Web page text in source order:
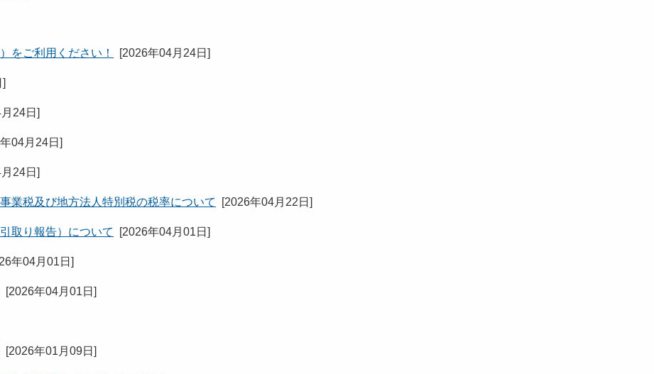
をご利用ください！ [2026年04月24日 ]
]
24日 ]
04月24日 ]
24日 ]
業税及び地方法人特別税の税率について [2026年04月22日 ]
取り報告）について [2026年04月01日 ]
年04月01日 ]
[2026年04月01日 ]
[2026年01月09日 ]